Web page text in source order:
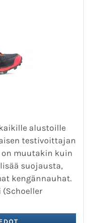
alustoille
testivoittajan
muutakin kuin
suojausta,
kengännauhat.